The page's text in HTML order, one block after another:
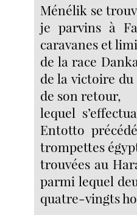
Ménélik se
je parvins à
caravanes et
de la race
de la victoire
de son retour,
lequel
Entotto
trompettes
trouvées au
parmi lequel
quatre-vingts